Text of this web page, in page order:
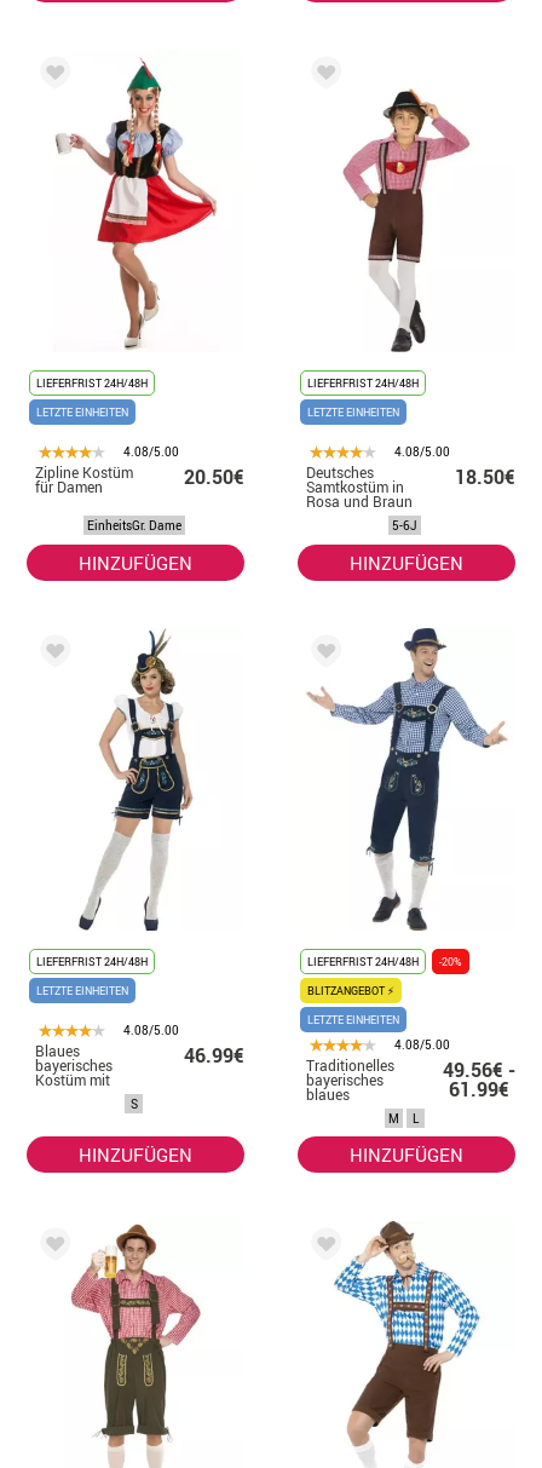
LIEFERFRIST 24H/48H
LETZTE EINHEITEN
4.08/5.00
Zipline Kostüm
für Damen 20.50€
EinheitsGr. Dame
HINZUFÜGEN
LIEFERFRIST 24H/48H
LETZTE EINHEITEN
4.08/5.00
Deutsches
Samtkostüm in
Rosa und Braun
18.50€
5-6J
HINZUFÜGEN
LIEFERFRIST 24H/48H
LETZTE EINHEITEN
4.08/5.00
Blaues
bayerisches
Kostüm mit
Lederhosen für
46.99€
S
HINZUFÜGEN
LIEFERFRIST 24H/48H
-20%
BLITZANGEBOT ⚡
LETZTE EINHEITEN
4.08/5.00
Traditionelles
bayerisches
blaues
Herren
49.56€ -
61.99€
M L
HINZUFÜGEN